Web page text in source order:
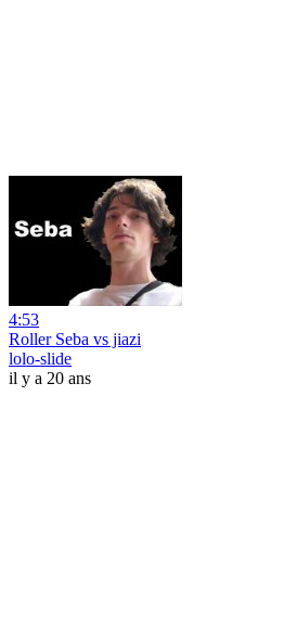
4:53
Roller Seba vs jiazi
lolo-slide
il y a 20 ans